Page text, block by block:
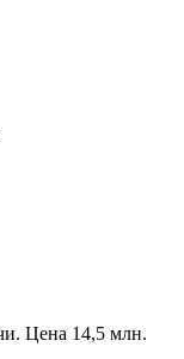
Цена 14,5 млн.